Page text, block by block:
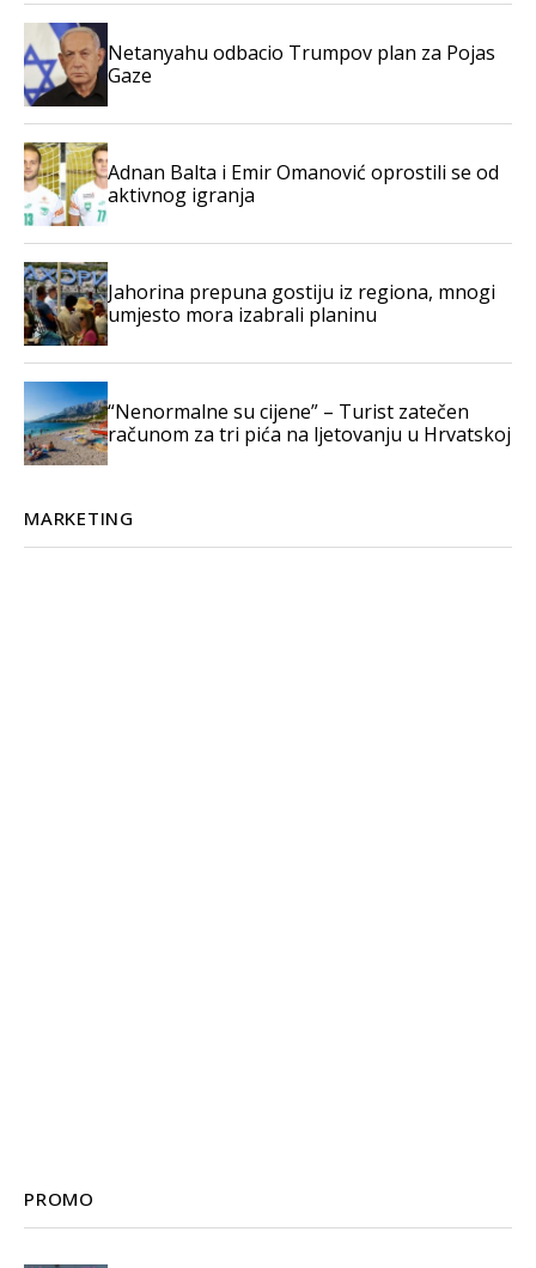
Netanyahu odbacio Trumpov plan za Pojas
Gaze
Adnan Balta i Emir Omanović oprostili se od
aktivnog igranja
Jahorina prepuna gostiju iz regiona, mnogi
umjesto mora izabrali planinu
“Nenormalne su cijene” – Turist zatečen
računom za tri pića na ljetovanju u Hrvatskoj
MARKETING
PROMO